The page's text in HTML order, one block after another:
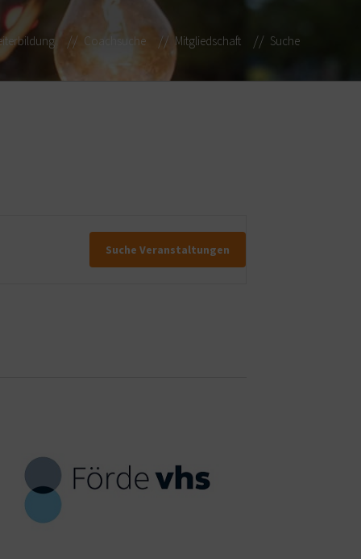
Coachsuche Mitgliedschaft Suche
Suche Veranstaltungen